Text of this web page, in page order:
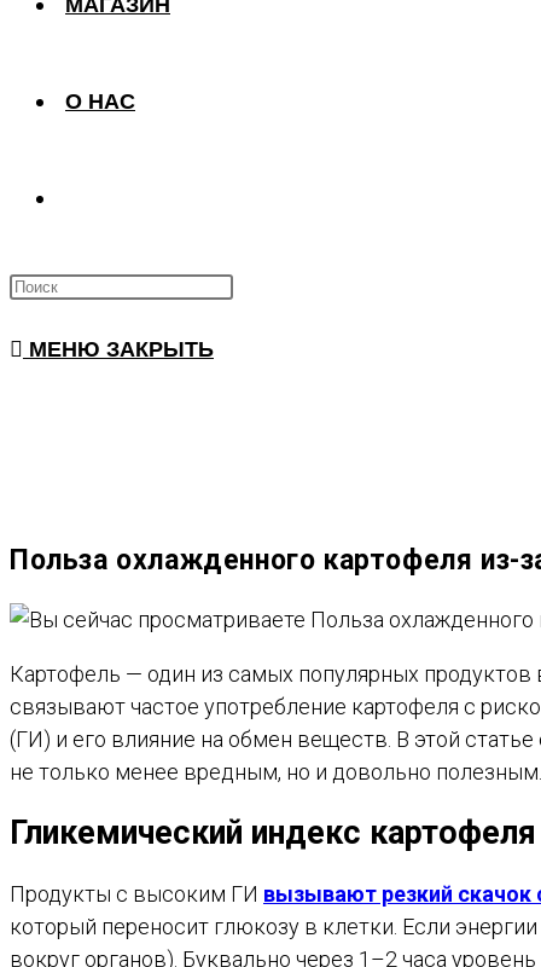
МАГАЗИН
О НАС
ПОИСК
МЕНЮ ЗАКРЫТЬ
Польза охлажденного картофеля из-
Картофель — один из самых популярных
связывают частое употребление картофеля с
(ГИ) и его влияние на обмен веществ. В этой
не только менее вредным, но и довольно полезным.
Гликемический индекс картофеля
Продукты с высоким ГИ вызывают резкий скачок
который переносит глюкозу в клетки. Если
вокруг органов). Буквально через 1–2 часа